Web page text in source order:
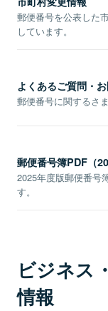
郵便番号を公表した
しています。
よくあるご質問・
郵便番号に関するさ
郵便番号簿PDF（
2025年度版郵便番号
す。
ビジネス
情報